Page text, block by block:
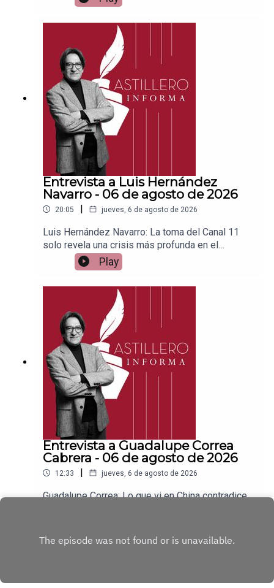
Patreon:https://www.patreon.com/julioastilleroEnl
PayPal:https://www.paypal.me/julioastilleroCuent
a para hacer transferencias a cuenta BBVA a
nombre de Julio Hernández López:
1539408017CLABE: 012 320 01539408017
2Tienda:https://julioastillerotienda.com/
Entrevista a Luis Hernández
Navarro - 06 de agosto de 2026
20:05 | jueves, 6 de agosto de 2026
Luis Hernández Navarro: La toma del Canal 11
solo revela una crisis más profunda en el
IPNEnlace para apoyar vía
Patreon:https://www.patreon.com/julioastilleroEnl
PayPal:https://www.paypal.me/julioastilleroCuent
a para hacer transferencias a cuenta BBVA a
nombre de Julio Hernández López:
1539408017CLABE: 012 320 01539408017
2Tienda:https://julioastillerotienda.com/
Play
Entrevista a Guadalupe Correa
Cabrera - 06 de agosto de 2026
12:33 | jueves, 6 de agosto de 2026
Guadalupe Correa: Lo que vi en China contradice
Patreon:https://www.patreon.com/julioastilleroEnl
ace para hacer donaciones vía
nombre de Julio Hernández López: